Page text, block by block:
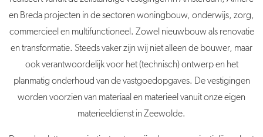
en Breda projecten in de sectoren woningbouw, onderwijs, zorg,
commercieel en multifunctioneel. Zowel nieuwbouw als renovatie
en transformatie. Steeds vaker zijn wij niet alleen de bouwer, maar
ook verantwoordelijk voor het (technisch) ontwerp en het
planmatig onderhoud van de vastgoedopgaves. De vestigingen
worden voorzien van materiaal en materieel vanuit onze eigen
materieeldienst in Zeewolde.